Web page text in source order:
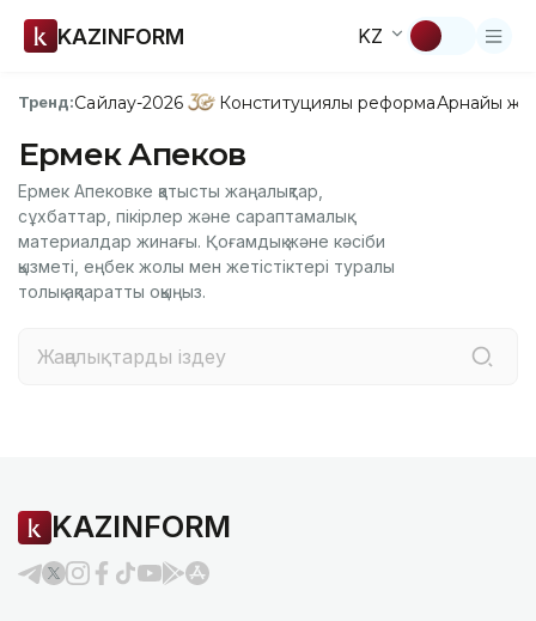
KAZINFORM KZ
Тренд:Сайлау-2026 Конституциялық реформаАрнайы
Ермек Апеков
Ермек Апековке қатысты жаңалықтар,
сұхбаттар, пікірлер және сараптамалық
материалдар жинағы. Қоғамдық және кәсіби
қызметі, еңбек жолы мен жетістіктері туралы
толық ақпаратты оқыңыз.
KAZINFORM